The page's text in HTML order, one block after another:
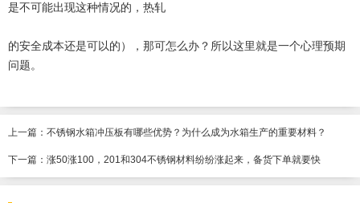
是不可能出现这种情况的，热轧
的安全成本还是可以的），那可怎么办？所以这里就是一个心理预期
问题。
上一篇：不锈钢水箱冲压板有哪些优势？为什么成为水箱生产的重要材料？
下一篇：涨50涨100，201和304不锈钢材料纷纷涨起来，备货下单就要快